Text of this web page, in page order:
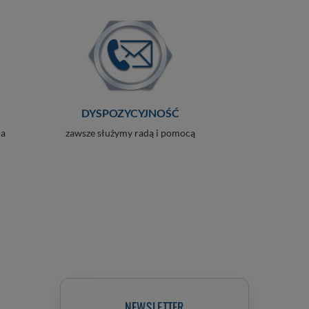
DYSPOZYCYJNOŚĆ
zawsze służymy radą i pomocą